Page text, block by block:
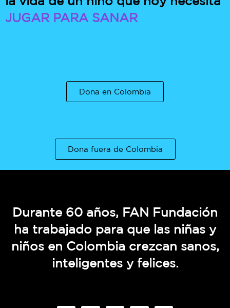
JUGAR PARA SANAR
Dona en Colombia
Dona fuera de Colombia
Durante 60 años, FAN Fundación
ha trabajado para que las niñas y
niños en Colombia crezcan sanos,
inteligentes y felices.